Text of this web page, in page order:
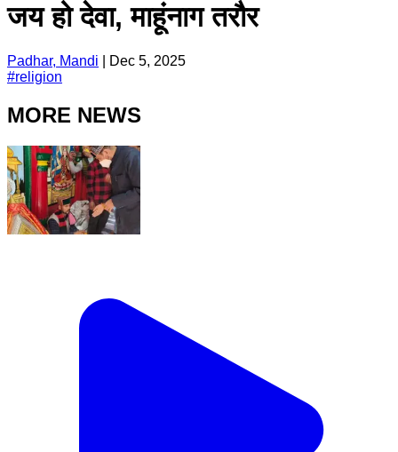
जय हो देवा, माहूंनाग तरौर
Padhar, Mandi
Dec 5, 2025
#religion
MORE NEWS